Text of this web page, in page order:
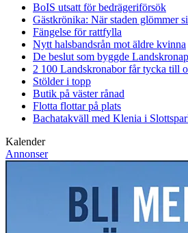
BoIS utsatt för bedrägeriförsök
Gästkrönika: När staden glömmer
Fängelse för rattfylla
Nytt halsbandsrån mot äldre kvinna
De beslut som byggde Landskrona
2 100 Landskronabor får tycka till
Stölder i topp
Butik på väster rånad
Flotta flottar på plats
Bachatakväll med Klenia i
Kalender
Annonser